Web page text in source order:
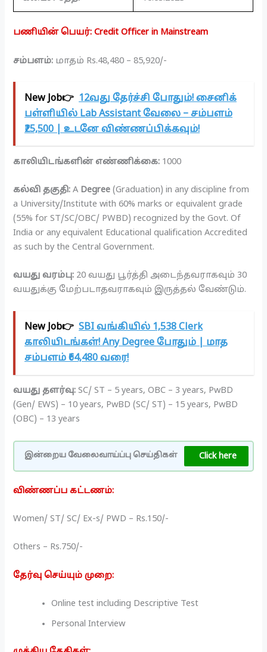
பணியின் பெயர்: Credit Officer in Mainstream
சம்பளம்: மாதம் Rs.48,480 – 85,920/-
New Job👉 12வது தேர்ச்சி போதும்! சைனிக்
பள்ளியில் Lab Assistant வேலை – சம்பளம்
₹25,500 | உடனே விண்ணப்பிக்கவும்!
காலியிடங்களின் எண்ணிக்கை: 1000
கல்வி தகுதி: A Degree (Graduation) in any discipline from
a University/Institute with 60% marks or equivalent grade
(55% for ST/SC/OBC/ PWBD) recognized by the Govt. Of
India or any equivalent Educational qualification Accredited
as such by the Central Government.
வயது வரம்பு: 20 வயது பூர்த்தி அடைந்தவராகவும் 30
வயதுக்கு மேற்படாதவராகவும் இருத்தல் வேண்டும்.
New Job👉 SBI வங்கியில் 1,538 Clerk
காலியிடங்கள்! Any Degree போதும் | மாத
சம்பளம் ₹64,480 வரை!
வயது தளர்வு:SC/ ST – 5 years, OBC – 3 years, PwBD
(Gen/ EWS) – 10 years, PwBD (SC/ ST) – 15 years, PwBD
(OBC) – 13 years
இன்றைய வேலைவாய்ப்பு செய்திகள் Click here
விண்ணப்ப கட்டணம்:
Women/ ST/ SC/ Ex-s/ PWD – Rs.150/-
Others – Rs.750/-
தேர்வு செய்யும் முறை:
Online test including Descriptive Test
Personal Interview